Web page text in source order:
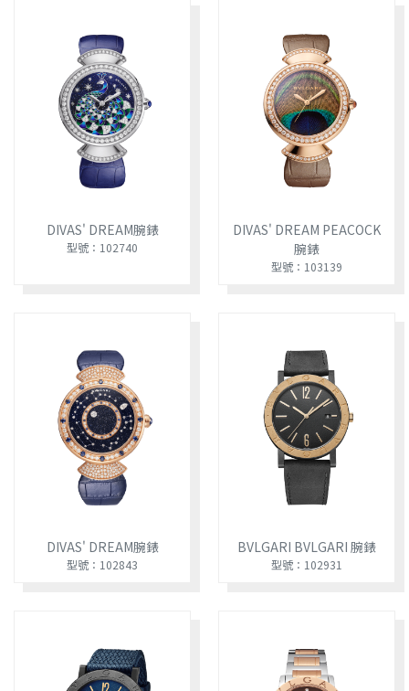
DIVAS' DREAM腕錶
型號：102740
DIVAS' DREAM PEACOCK
腕錶
型號：103139
DIVAS' DREAM腕錶
型號：102843
BVLGARI BVLGARI 腕錶
型號：102931